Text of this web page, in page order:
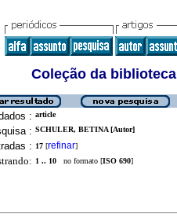
Coleção da biblioteca
: article
: SCHULER, BETINA [Autor]
: 17 [refinar]
1 .. 10 no formato [ISO 690]